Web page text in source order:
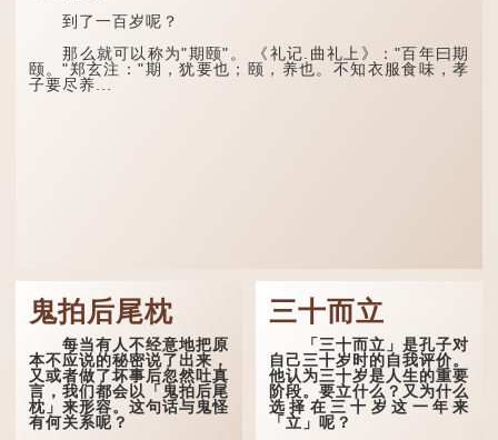
到了一百岁呢？
那么就可以称为"期颐"。 《礼记.曲礼上》："百年曰期
颐。"郑玄注："期，犹要也；颐，养也。不知衣服食味，孝
子要尽养...
鬼拍后尾枕
每当有人不经意地把原
本不应说的秘密说了出来，
又或者做了坏事后忽然吐真
言，我们都会以「鬼拍后尾
枕」来形容。这句话与鬼怪
有何关系呢？
三十而立
「三十而立」是孔子对
自己三十岁时的自我评价。
他认为三十岁是人生的重要
阶段。要立什么？又为什么
选择在三十岁这一年来
「立」呢？